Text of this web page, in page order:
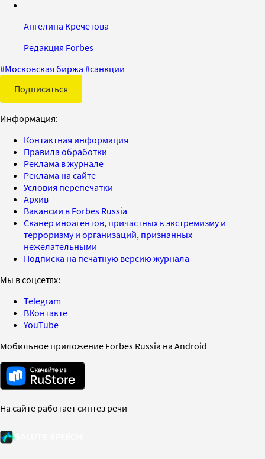
Ангелина Кречетова
Редакция Forbes
#Московская биржа #санкции
Подписаться
Информация:
Контактная информация
Правила обработки
Реклама в журнале
Реклама на сайте
Условия перепечатки
Архив
Вакансии в Forbes Russia
Сканер иноагентов, причастных к экстремизму и
терроризму и организаций, признанных
нежелательными
Подписка на печатную версию журнала
Мы в соцсетях:
Telegram
ВКонтакте
YouTube
Мобильное приложение Forbes Russia на Android
На сайте работает синтез речи